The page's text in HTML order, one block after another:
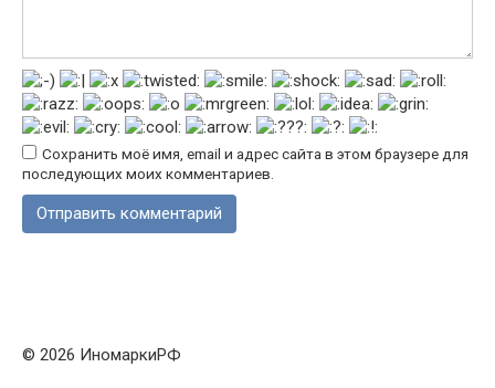
Сохранить моё имя, email и адрес сайта в этом браузере для
последующих моих комментариев.
© 2026 ИномаркиРФ